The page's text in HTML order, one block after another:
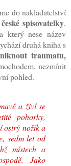
do nakladatelství
české spisovatelky,
který nese název
druhá kniha s
traumatu,
nezmínit
pohled.
a živí se
pohorky,
ostrý nožík a
sedm let od
místech a
Jako